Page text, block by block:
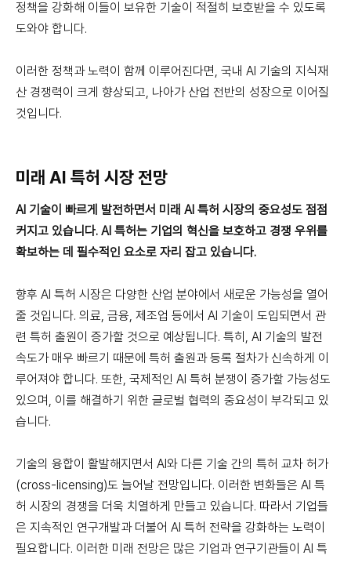
정책을 강화해 이들이 보유한 기술이 적절히 보호받을 수 있도록
도와야 합니다.
이러한 정책과 노력이 함께 이루어진다면, 국내 AI 기술의 지식재
산 경쟁력이 크게 향상되고, 나아가 산업 전반의 성장으로 이어질
것입니다.
미래 AI 특허 시장 전망
AI 기술이 빠르게 발전하면서 미래 AI 특허 시장의 중요성도 점점
커지고 있습니다. AI 특허는 기업의 혁신을 보호하고 경쟁 우위를
확보하는 데 필수적인 요소로 자리 잡고 있습니다.
향후 AI 특허 시장은 다양한 산업 분야에서 새로운 가능성을 열어
줄 것입니다. 의료, 금융, 제조업 등에서 AI 기술이 도입되면서 관
련 특허 출원이 증가할 것으로 예상됩니다. 특히, AI 기술의 발전
속도가 매우 빠르기 때문에 특허 출원과 등록 절차가 신속하게 이
루어져야 합니다. 또한, 국제적인 AI 특허 분쟁이 증가할 가능성도
있으며, 이를 해결하기 위한 글로벌 협력의 중요성이 부각되고 있
습니다.
기술의 융합이 활발해지면서 AI와 다른 기술 간의 특허 교차 허가
(cross-licensing)도 늘어날 전망입니다. 이러한 변화들은 AI 특
허 시장의 경쟁을 더욱 치열하게 만들고 있습니다. 따라서 기업들
은 지속적인 연구개발과 더불어 AI 특허 전략을 강화하는 노력이
필요합니다. 이러한 미래 전망은 많은 기업과 연구기관들이 AI 특